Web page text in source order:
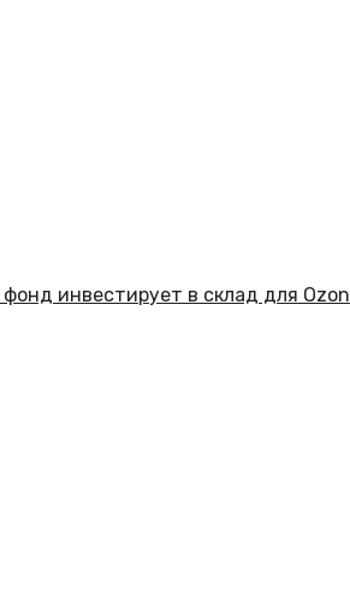
инвестирует в склад для Ozon